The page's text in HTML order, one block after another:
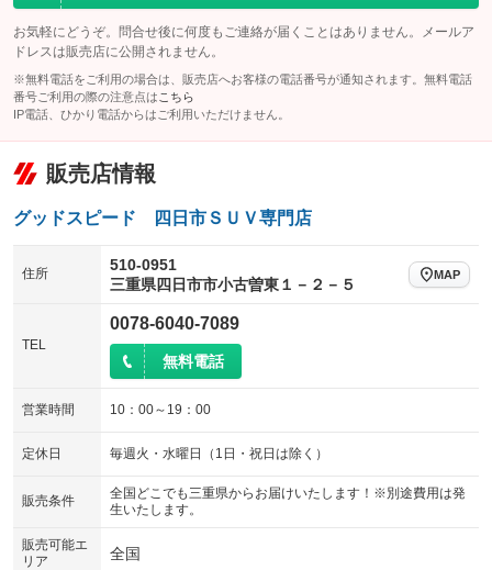
お気軽にどうぞ。問合せ後に何度もご連絡が届くことはありません。メールア
ドレスは販売店に公開されません。
※無料電話をご利用の場合は、販売店へお客様の電話番号が通知されます。無料電話
番号ご利用の際の注意点は こちら
IP電話、ひかり電話からはご利用いただけません。
販売店情報
グッドスピード 四日市ＳＵＶ専門店
住所
510-0951
三重県四日市市小古曽東１－２－５
MAP
TEL
0078-6040-7089
無料電話
営業時間 10：00～19：00
定休日 毎週火・水曜日（1日・祝日は除く）
販売条件
全国どこでも三重県からお届けいたします！※別途費用は発
生いたします。
販売可能エ
リア
全国